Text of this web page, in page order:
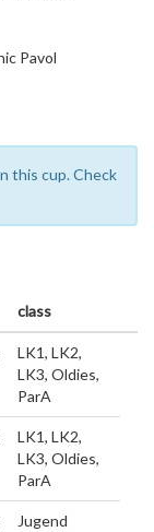
Pavol
this cup. Check
class
LK1, LK2,
LK3, Oldies,
ParA
LK1, LK2,
LK3, Oldies,
ParA
Jugend